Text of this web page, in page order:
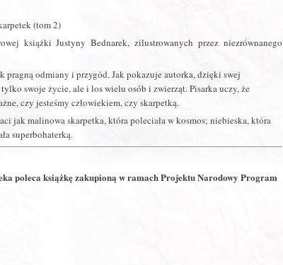
(tom 2)
książki Justyny Bednarek, zilustrowanych przez niezrównanego
pragną odmiany i przygód. Jak pokazuje autorka, dzięki swej
swoje życie, ale i los wielu osób i zwierząt. Pisarka uczy, że
czy jesteśmy człowiekiem, czy skarpetką.
jak malinowa skarpetka, która poleciała w kosmos; niebieska, która
superbohaterką.
poleca książkę zakupioną w ramach Projektu Narodowy Program